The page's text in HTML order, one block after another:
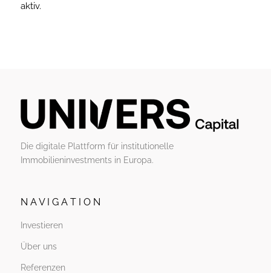
aktiv.
Die digitale Plattform für institutionelle
Immobilieninvestments in Europa.
N A V I G A T I O N
Investieren
Über uns
Referenzen